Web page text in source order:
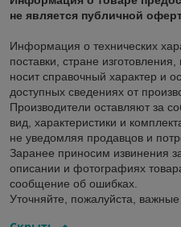
не является публичной
Информация о технических
поставки, стране
носит справочный характер и
доступных сведениях от
Производители оставляют за
вид, характеристики и
не уведомляя продавцов и
Заранее приносим извинения
описании и фотографиях
сообщение об ошибках.
Уточняйте, пожалуйста,